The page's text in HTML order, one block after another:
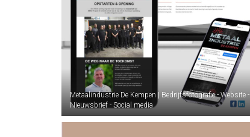
Metaalindustrie De Kempen | Bedrijfsfotografie - Website -
Nieuwsbrief - Social media